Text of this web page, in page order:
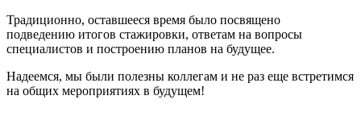
Традиционно, оставшееся время было посвящено
подведению итогов стажировки, ответам на вопросы
специалистов и построению планов на будущее.
Надеемся, мы были полезны коллегам и не раз еще встретимся
на общих мероприятиях в будущем!